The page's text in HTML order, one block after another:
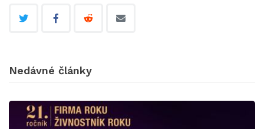
Nedávné články